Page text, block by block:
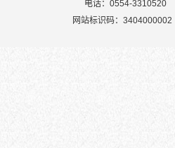
电话：0554-3310520
网站标识码：3404000002